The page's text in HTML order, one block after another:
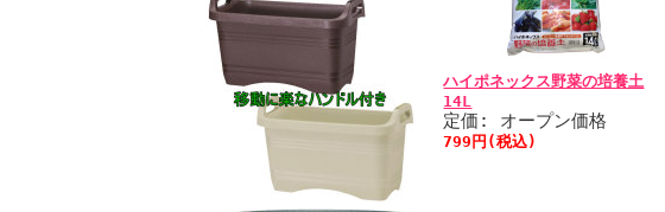
ハイポネックス野菜の培養土
14L
定価: オープン価格
799円(税込)